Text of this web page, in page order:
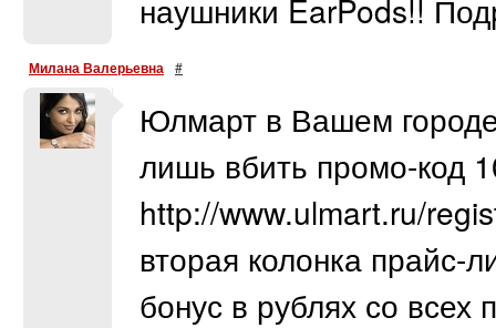
наушники EarPods!!
Милана Валерьевна #
Юлмарт в Вашем
лишь вбить промо-код
http://www.ulmart.ru/
вторая колонка прайс-
бонус в рублях со всех